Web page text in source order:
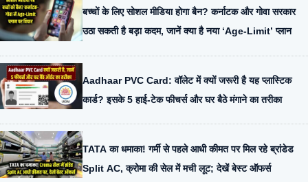
बच्चों के लिए सोशल मीडिया होगा बैन? कर्नाटक और गोवा सरकार
उठा सकती है बड़ा कदम, जानें क्या है नया ‘Age-Limit’ प्लान
Aadhaar PVC Card: वॉलेट में क्यों जरूरी है यह प्लास्टिक
कार्ड? इसके 5 हाई-टेक फीचर्स और घर बैठे मंगाने का तरीका
TATA का धमाका! गर्मी से पहले आधी कीमत पर मिल रहे ब्रांडेड
Split AC, क्रोमा की सेल में मची लूट; देखें बेस्ट ऑफर्स